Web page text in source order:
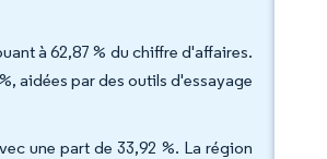
à 62,87 % du chiffre d'affaires.
aidées par des outils d'essayage
une part de 33,92 %. La région